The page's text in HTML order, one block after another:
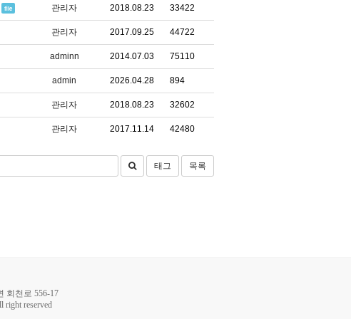
file 관리자 2018.08.23 33422
관리자 2017.09.25 44722
adminn 2014.07.03 75110
admin 2026.04.28 894
관리자 2018.08.23 32602
관리자 2017.11.14 42480
태그 목록
회천로 556-17
right reserved